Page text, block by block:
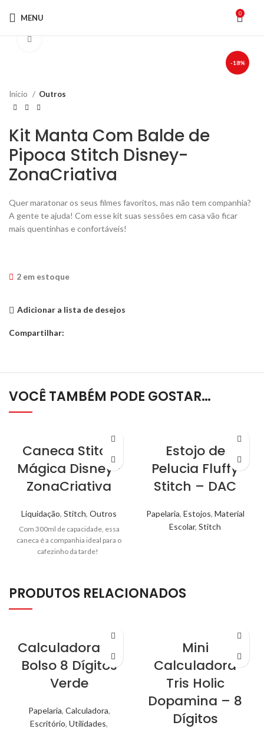
MENU 0
-18%
Início Outros
Kit Manta Com Balde de
Pipoca Stitch Disney-
ZonaCriativa
O
preço
original
O
preço
atual
Quer maratonar os seus filmes favoritos, mas não tem companhia?
A gente te ajuda! Com esse kit suas sessões em casa vão ficar
mais quentinhas e confortáveis!
2 em estoque
Adicionar a lista de desejos
Compartilhar:
VOCÊ TAMBÉM PODE GOSTAR…
Caneca Stitch
Mágica Disney-
ZonaCriativa
Liquidação, Stitch, Outros
Com 300ml de capacidade, essa
caneca é a companhia ideal para o
cafezinho da tarde!
Estojo de
Pelucia Fluffy
Stitch – DAC
Papelaria, Estojos, Material
Escolar, Stitch
PRODUTOS RELACIONADOS
Calculadora de
Bolso 8 Dígitos
Verde
Papelaria, Calculadora,
Escritório, Utilidades,
Mini
Calculadora
Tris Holic
Dopamina – 8
Dígitos